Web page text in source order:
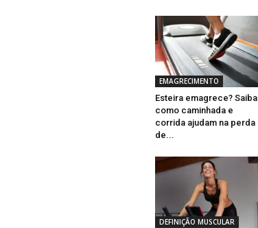
EMAGRECIMENTO
Esteira emagrece? Saiba
como caminhada e
corrida ajudam na perda
de...
DEFINIÇÃO MUSCULAR